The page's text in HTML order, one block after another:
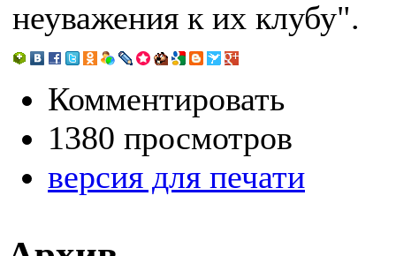
неуважения к их клубу".
Комментировать
1380 просмотров
версия для печати